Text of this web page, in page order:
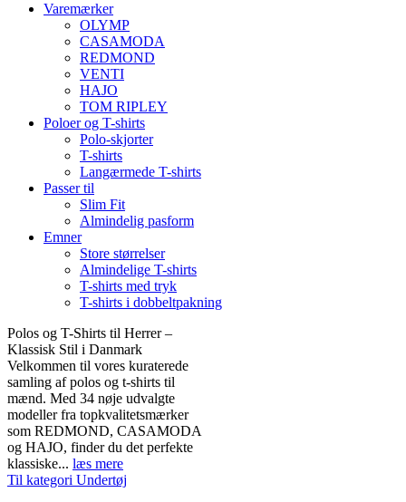
Varemærker
OLYMP
CASAMODA
REDMOND
VENTI
HAJO
TOM RIPLEY
Poloer og T-shirts
Polo-skjorter
T-shirts
Langærmede T-shirts
Passer til
Slim Fit
Almindelig pasform
Emner
Store størrelser
Almindelige T-shirts
T-shirts med tryk
T-shirts i dobbeltpakning
Polos og T-Shirts til Herrer –
Klassisk Stil i Danmark
Velkommen til vores kuraterede
samling af polos og t-shirts til
mænd. Med 34 nøje udvalgte
modeller fra topkvalitetsmærker
som REDMOND, CASAMODA
og HAJO, finder du det perfekte
klassiske... læs mere
Til kategori Undertøj